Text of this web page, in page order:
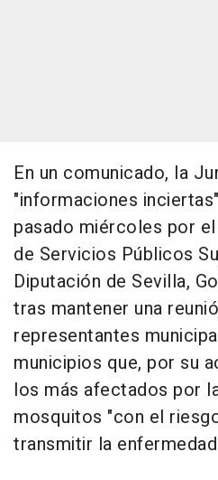
En un comunicado, la
"informaciones
pasado miércoles por
de Servicios Públicos
Diputación de Sevilla,
tras mantener una
representantes
municipios que, por su
los más afectados por
mosquitos "con el
transmitir la